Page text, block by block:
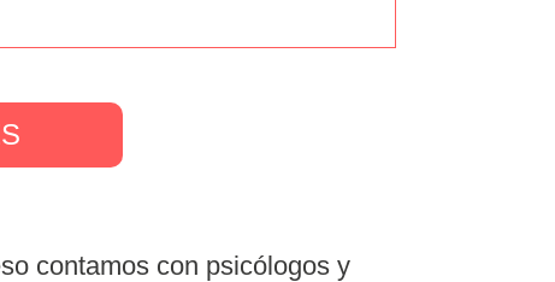
contamos con psicólogos y